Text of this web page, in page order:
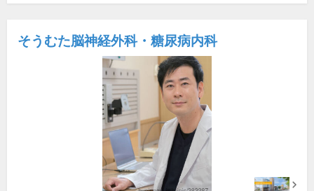
そうむた脳神経外科・糖尿病内科